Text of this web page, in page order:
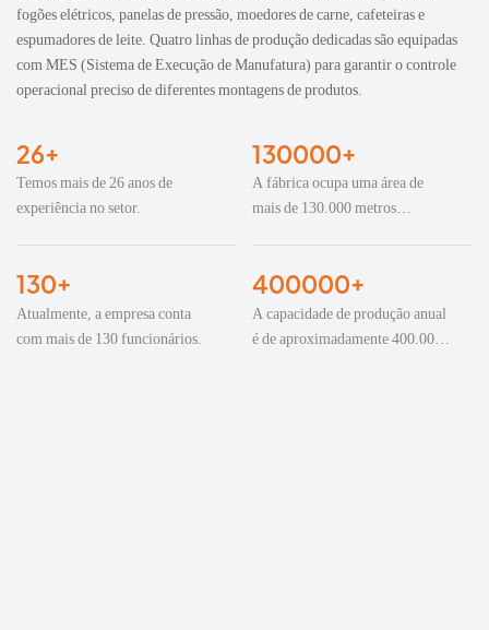
fogões elétricos, panelas de pressão, moedores de carne, cafeteiras e
espumadores de leite. Quatro linhas de produção dedicadas são equipadas
com MES (Sistema de Execução de Manufatura) para garantir o controle
operacional preciso de diferentes montagens de produtos.
26+
Temos mais de 26 anos de
experiência no setor.
130000+
A fábrica ocupa uma área de
mais de 130.000 metros
130+
Atualmente, a empresa conta
com mais de 130 funcionários.
400000+
A capacidade de produção anual
é de aproximadamente 400.000